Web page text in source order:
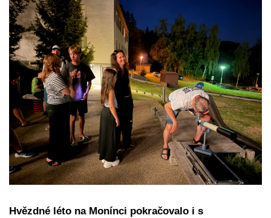
Hvězdné léto na Monínci pokračovalo i s